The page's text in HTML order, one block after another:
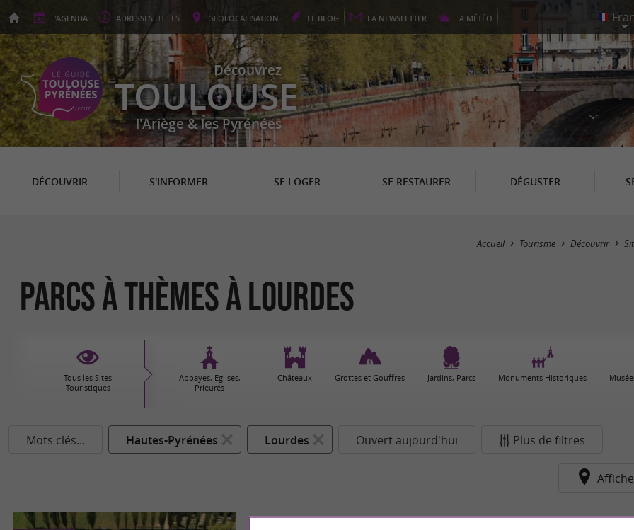
L'AGENDA ADRESSES UTILES GEOLOCALISATION LE BLOG LA NEWSLETTER LA MÉTÉO
Découvrez
TOULOUSE
l'Ariège & les Pyrénées
DÉCOUVRIR S'INFORMER SE LOGER SE RESTAURER DÉGUSTER
Accueil Tourisme Découvrir
Parcs à thèmes à Lourdes
Tous les Sites
Touristiques
Abbayes, Eglises,
Prieurés
Châteaux Grottes et Gouffres Jardins, Parcs Monuments Historiques
Mots clés... Hautes-Pyrénées Lourdes Ouvert aujourd'hui Plus de filtres